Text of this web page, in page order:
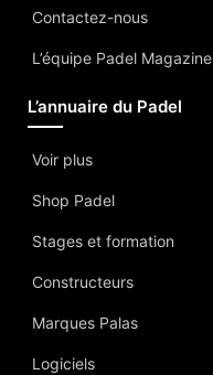
Contactez-nous
L’équipe Padel Magazine
L’annuaire du Padel
Voir plus
Shop Padel
Stages et formation
Constructeurs
Marques Palas
Logiciels